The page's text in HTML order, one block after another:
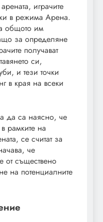
играчите
в режима Арена.
общото им
за определяне
получават
си,
и тези точки
в края на всеки
да са наясно, че
рамките на
се считат за
че
от съществено
на потенциалните